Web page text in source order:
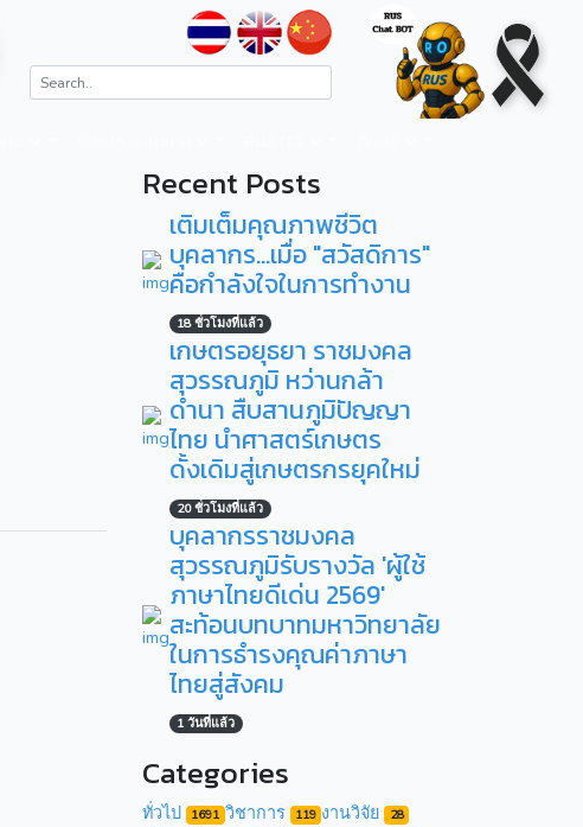
Recent Posts
เติมเต็มคุณภาพชีวิต
บุคลากร...เมื่อ "สวัสดิการ"
คือกำลังใจในการทำงาน
18 ชั่วโมงที่แล้ว
เกษตรอยุธยา ราชมงคล
สุวรรณภูมิ หว่านกล้า
ดำนา สืบสานภูมิปัญญา
ไทย นำศาสตร์เกษตร
ดั้งเดิมสู่เกษตรกรยุคใหม่
20 ชั่วโมงที่แล้ว
บุคลากรราชมงคล
สุวรรณภูมิรับรางวัล 'ผู้ใช้
ภาษาไทยดีเด่น 2569'
สะท้อนบทบาทมหาวิทยาลัย
ในการธำรงคุณค่าภาษา
ไทยสู่สังคม
1 วันที่แล้ว
Categories
ทั่วไป 1691 วิชาการ 119 งานวิจัย 28